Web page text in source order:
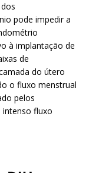
pode impedir a
à implantação de
de
do útero
o fluxo menstrual
pelos
intenso fluxo